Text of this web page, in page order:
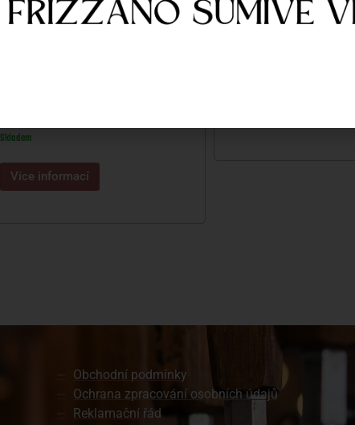
Skladem
Více informací
Obchodní podmínky
Ochrana zpracování osobních údajů
Reklamační řád